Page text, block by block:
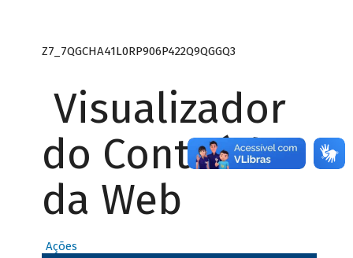
Z7_7QGCHA41L0RP906P422Q9QGGQ3
Visualizador
do Conteúdo
da Web
Ações